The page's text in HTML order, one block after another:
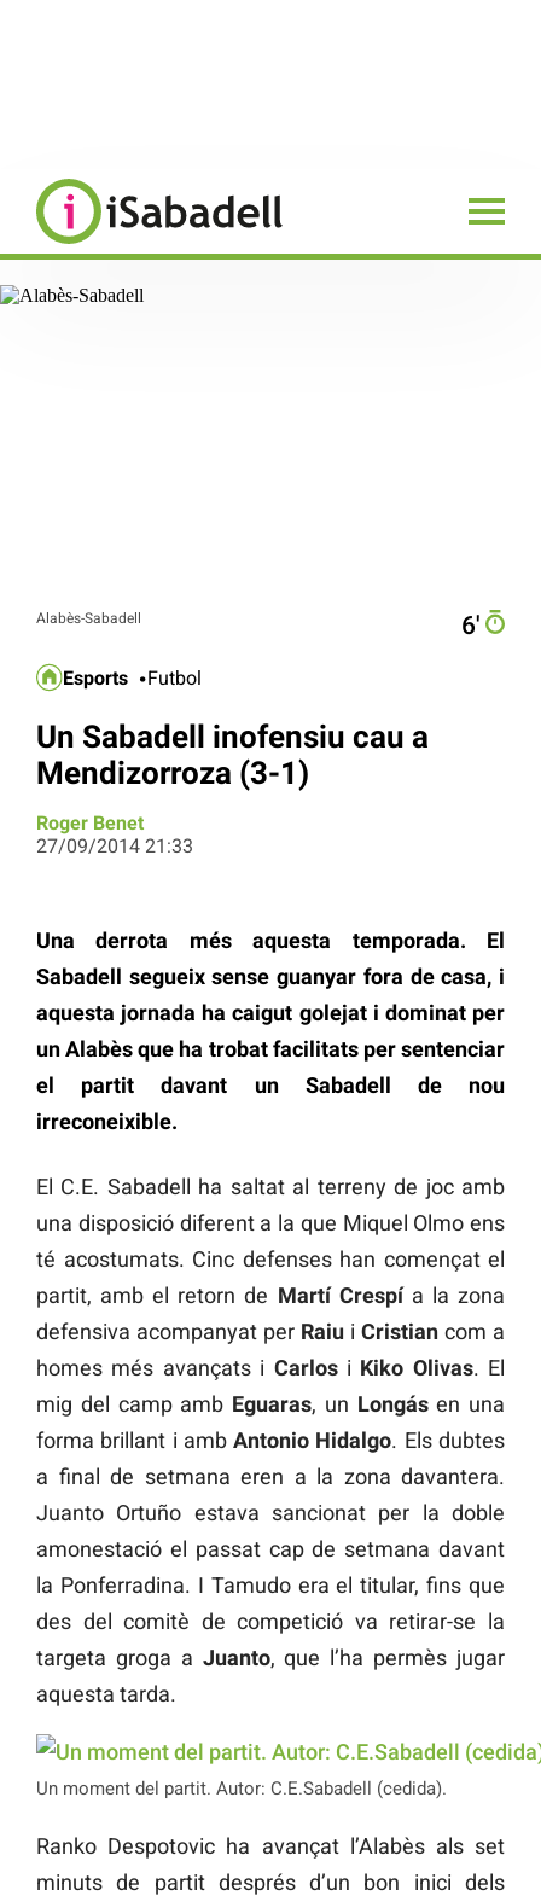
Alabès-Sabadell 6′
Esports Futbol
Un Sabadell inofensiu cau a
Mendizorroza (3-1)
Roger Benet
27/09/2014 21:33
Una derrota més aquesta temporada. El
Sabadell segueix sense guanyar fora de casa, i
aquesta jornada ha caigut golejat i dominat per
un Alabès que ha trobat facilitats per sentenciar
el partit davant un Sabadell de nou
irreconeixible.
El C.E. Sabadell ha saltat al terreny de joc amb
una disposició diferent a la que Miquel Olmo ens
té acostumats. Cinc defenses han començat el
partit, amb el retorn de Martí Crespía la zona
defensiva acompanyat per Raiu i Cristian com a
homes més avançats i Carlosi Kiko Olivas. El
mig del camp amb Eguaras, un Longásen una
forma brillant i ambAntonio Hidalgo. Els dubtes
a final de setmana eren a la zona davantera.
Juanto Ortuño estava sancionat per la doble
amonestació el passat cap de setmana davant
la Ponferradina. I Tamudo era el titular, fins que
des del comitè de competició va retirar-se la
targeta groga a Juanto, que l’ha permès jugar
aquesta tarda.
Un moment del partit. Autor: C.E.Sabadell (cedida).
Ranko Despotovic ha avançat l’Alabès als set
minuts de partit després d’un bon inici dels